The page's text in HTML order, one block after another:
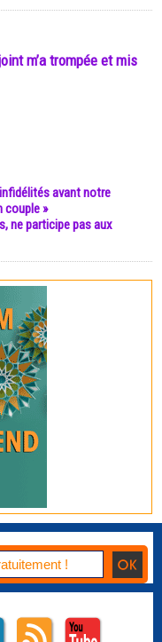
m’a trompée et mis
avant notre
couple »
ne participe pas aux